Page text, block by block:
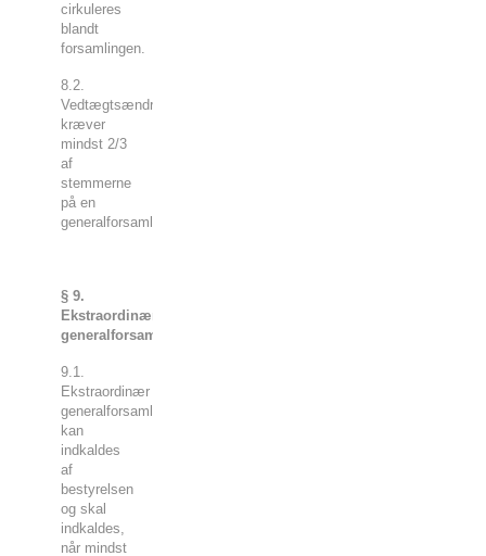
cirkuleres
blandt
forsamlingen.
8.2.
Vedtægtsændringer
kræver
mindst 2/3
af
stemmerne
på en
generalforsamling.
§ 9.
Ekstraordinær
generalforsamling.
9.1.
Ekstraordinær
generalforsamling
kan
indkaldes
af
bestyrelsen
og skal
indkaldes,
når mindst